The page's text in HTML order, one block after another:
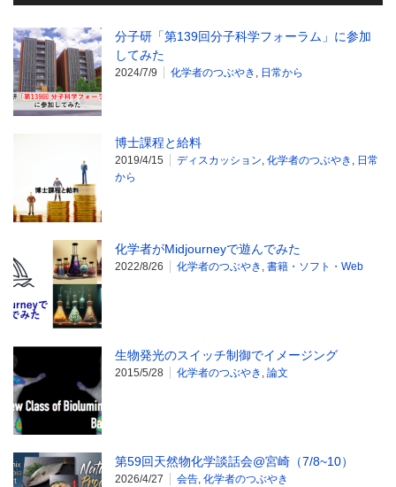
分子研「第139回分子科学フォーラム」に参加
してみた
2024/7/9 化学者のつぶやき , 日常から
博士課程と給料
2019/4/15 ディスカッション, 化学者のつぶやき , 日常
から
化学者がMidjourneyで遊んでみた
2022/8/26 化学者のつぶやき , 書籍・ソフト・Web
生物発光のスイッチ制御でイメージング
2015/5/28 化学者のつぶやき , 論文
第59回天然物化学談話会@宮崎（7/8~10）
2026/4/27 会告, 化学者のつぶやき